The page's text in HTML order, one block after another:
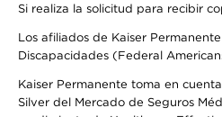
Si realiza la solicitud para recibir
Los afiliados de Kaiser
Discapacidades (Federal
Kaiser Permanente toma en
Silver del Mercado de Seguros